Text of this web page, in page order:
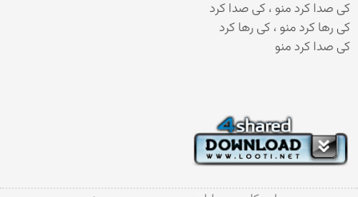
کی صدا کرد منو ، کی صدا کرد
کی رها کرد منو ، کی رها کرد
کی صدا کرد منو